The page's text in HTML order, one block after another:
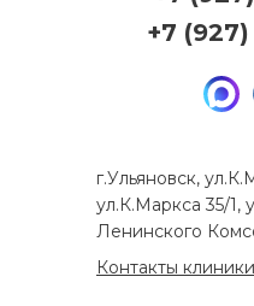
г.Ульяновск,
ул.К.Маркса 35/1,
Ленинского
Контакты клиники
+7